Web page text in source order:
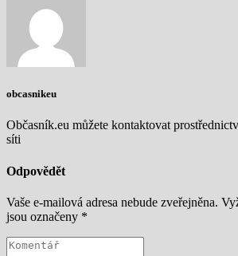
obcasnikeu
Občasník.eu můžete kontaktovat
síti
Odpovědět
Vaše e-mailová adresa nebude zveřejněna.
jsou označeny *